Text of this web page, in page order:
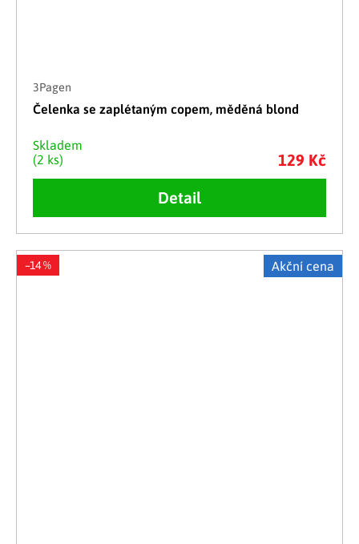
3Pagen
Čelenka se zaplétaným copem, měděná blond
Skladem
(2 ks)
129 Kč
Detail
Akční cena
–14 %